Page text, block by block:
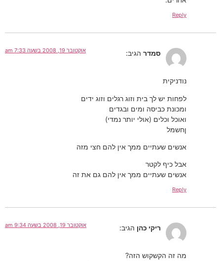
Reply
סמדר הגיב: אוקטובר 19, 2008 בשעה 7:33 am
נודניקית
לפחות יש לך בית וזוג רגלים וזוג ידים
ומכונת כביסה ומים ובגדים
ואוכל וכלים (אולי יותר נמדי)
ןחשמל
אנשים שעתיים ממך אין להם חצי מזה
אבל כיף לקטר
אנשים שעתיים ממך אין להם גם את זה
Reply
ריקי כהן הגיב: אוקטובר 19, 2008 בשעה 9:34 am
מה זה הקשקוש הזה?